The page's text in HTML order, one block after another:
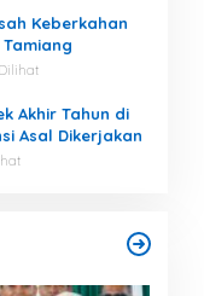
Keberkahan
Akhir Tahun di
Asal Dikerjakan